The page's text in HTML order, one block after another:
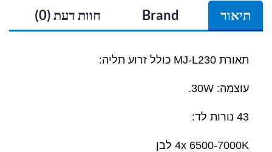
תיאור Brand חוות דעת (0)
תאורת MJ-L230 כולל זרוע תליה:
עוצמה: 30W.
43 נורות לד:
4x 6500-7000K לבן